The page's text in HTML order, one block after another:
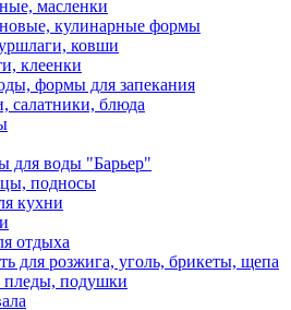
масленки
кулинарные формы
ковши
клеенки
формы для запекания
салатники, блюда
для воды "Барьер"
подносы
кухни
отдыха
для розжига, уголь, брикеты, щепа
пледы, подушки